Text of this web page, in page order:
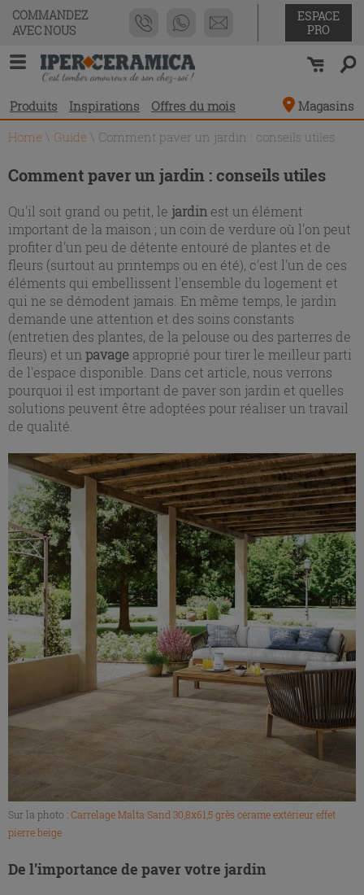
COMMANDEZ
AVEC NOUS
ESPACE
PRO
Produits Inspirations Offres du mois
Magasins
Home \ Guide \ Comment paver un jardin : conseils utiles
Comment paver un jardin : conseils utiles
Qu'il soit grand ou petit, le jardin est un élément
important de la maison ; un coin de verdure où l'on peut
profiter d'un peu de détente entouré de plantes et de
fleurs (surtout au printemps ou en été), c'est l'un de ces
éléments qui embellissent l'ensemble du logement et
qui ne se démodent jamais. En même temps, le jardin
demande une attention et des soins constants
(entretien des plantes, de la pelouse ou des parterres de
fleurs) et un pavage approprié pour tirer le meilleur parti
de l'espace disponible. Dans cet article, nous verrons
pourquoi il est important de paver son jardin et quelles
solutions peuvent être adoptées pour réaliser un travail
de qualité.
Sur la photo :Carrelage Malta Sand 30,8x61,5 grès cérame extérieur effet
pierre beige
De l’importance de paver votre jardin